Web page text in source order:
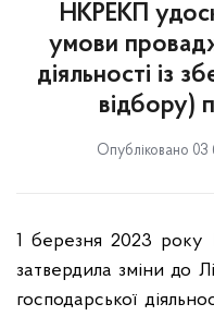
НКРЕКП
умови
діяльності із
відбору)
Опубліковано
1 березня 2023 року
затвердила зміни до
господарської